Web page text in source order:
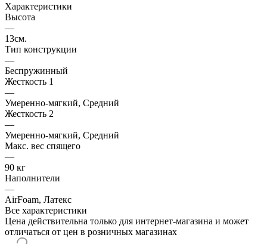
Характеристики
Высота
—
13см.
Тип конструкции
—
Беспружинный
Жесткость 1
—
Умеренно-мягкий, Средний
Жесткость 2
—
Умеренно-мягкий, Средний
Макс. вес спящего
—
90 кг
Наполнители
—
AirFoam, Латекс
Все характеристики
Цена действительна только для интернет-магазина и может
отличаться от цен в розничных магазинах